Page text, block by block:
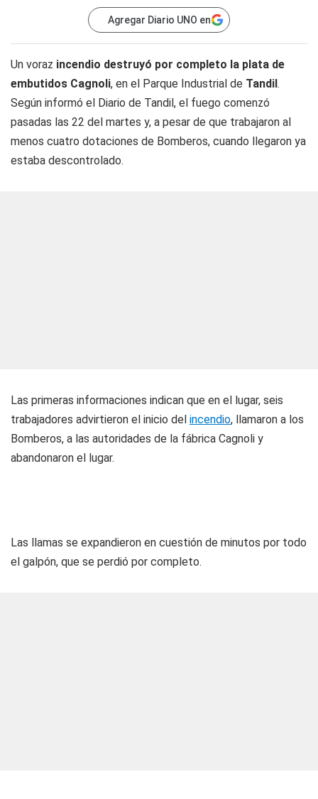
Agregar Diario UNO en
Un voraz incendio destruyó por completo la plata de
embutidos Cagnoli, en el Parque Industrial de Tandil.
Según informó el Diario de Tandil, el fuego comenzó
pasadas las 22 del martes y, a pesar de que trabajaron al
menos cuatro dotaciones de Bomberos, cuando llegaron ya
estaba descontrolado.
Las primeras informaciones indican que en el lugar, seis
trabajadores advirtieron el inicio del incendio, llamaron a los
Bomberos, a las autoridades de la fábrica Cagnoli y
abandonaron el lugar.
Las llamas se expandieron en cuestión de minutos por todo
el galpón, que se perdió por completo.